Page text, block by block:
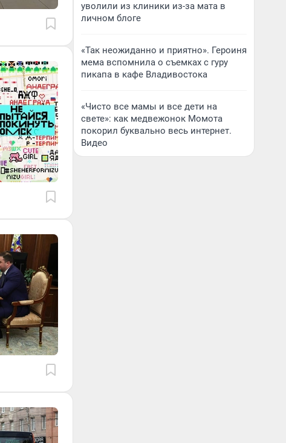
уволили из клиники из-за мата в
личном блоге
«Так неожиданно и приятно». Героиня
мема вспомнила о съемках с гуру
пикапа в кафе Владивостока
«Чисто все мамы и все дети на
свете»: как медвежонок Момота
покорил буквально весь интернет.
Видео